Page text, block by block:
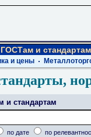
и стандартам
и цены
и стандартам
по дате по